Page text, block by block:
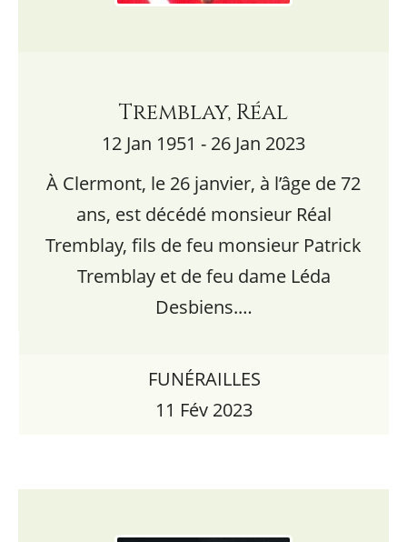
Tremblay, Réal
12 Jan 1951 - 26 Jan 2023
À Clermont, le 26 janvier, à l’âge de 72
ans, est décédé monsieur Réal
Tremblay, fils de feu monsieur Patrick
Tremblay et de feu dame Léda
Desbiens.…
FUNÉRAILLES
11 Fév 2023